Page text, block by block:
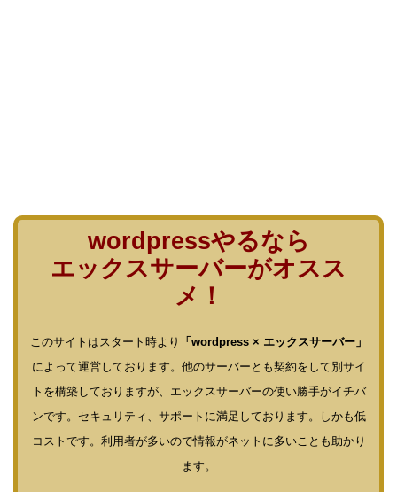
wordpressやるなら
エックスサーバーがオスス
メ！
このサイトはスタート時より
「wordpress × エックスサーバー」
によって運営しております。他のサーバーとも契約をして別サイ
トを構築しておりますが、エックスサーバーの使い勝手がイチバ
ンです。セキュリティ、サポートに満足しております。しかも低
コストです。利用者が多いので情報がネットに多いことも助かり
ます。